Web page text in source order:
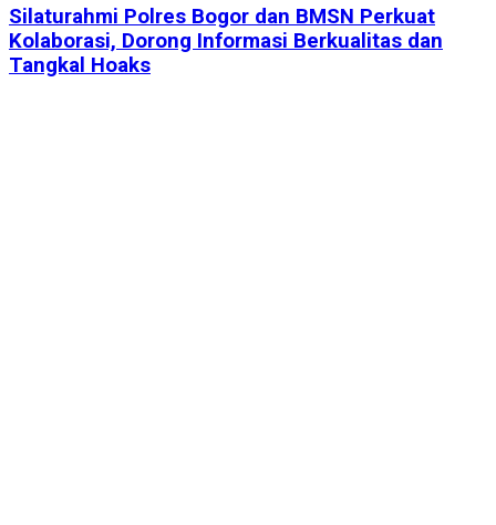
Silaturahmi Polres Bogor dan BMSN Perkuat
Kolaborasi, Dorong Informasi Berkualitas dan
Tangkal Hoaks